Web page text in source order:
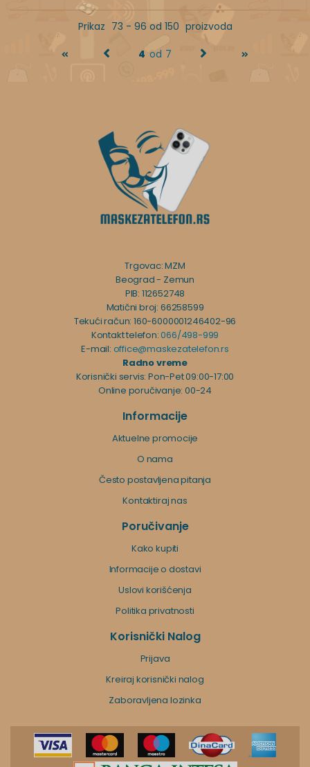
Prikaz 73 - 96 od 150 proizvoda
4 od 7
Trgovac: MZM
Beograd - Zemun
PIB: 112652748
Matični broj: 66258599
Tekući račun: 160-6000001246402-96
Kontakt telefon:066/498-999
E-mail: office@maskezatelefon.rs
Radno vreme
Korisnički servis: Pon-Pet 09:00-17:00
Online poručivanje: 00-24
Informacije
Aktuelne promocije
O nama
Često postavljena pitanja
Kontaktiraj nas
Poručivanje
Kako kupiti
Informacije o dostavi
Uslovi korišćenja
Politika privatnosti
Korisnički Nalog
Prijava
Kreiraj korisnički nalog
Zaboravljena lozinka